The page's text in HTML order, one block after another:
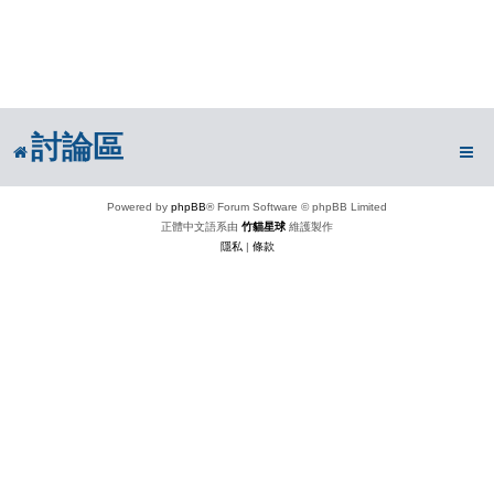
討論區
Powered by phpBB® Forum Software © phpBB Limited
正體中文語系由 竹貓星球 維護製作
隱私 | 條款